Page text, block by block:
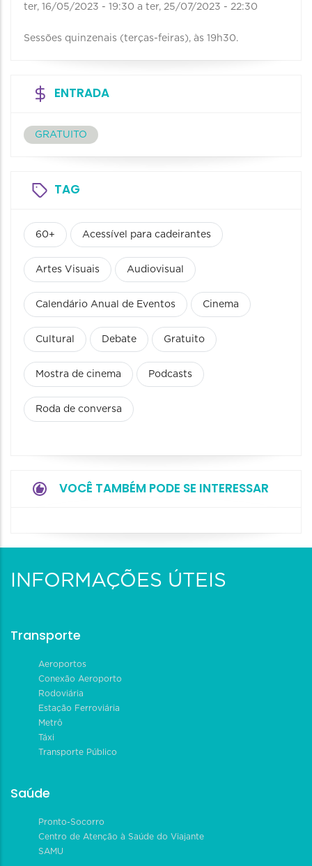
ter, 16/05/2023 - 19:30 a ter, 25/07/2023 - 22:30
Sessões quinzenais (terças-feiras), às 19h30.
ENTRADA
GRATUITO
TAG
60+ Acessível para cadeirantes
Artes Visuais Audiovisual
Calendário Anual de Eventos Cinema
Cultural Debate Gratuito
Mostra de cinema Podcasts
Roda de conversa
VOCÊ TAMBÉM PODE SE INTERESSAR
INFORMAÇÕES ÚTEIS
Transporte
Aeroportos
Conexão Aeroporto
Rodoviária
Estação Ferroviária
Metrô
Táxi
Transporte Público
Saúde
Pronto-Socorro
Centro de Atenção à Saúde do Viajante
SAMU